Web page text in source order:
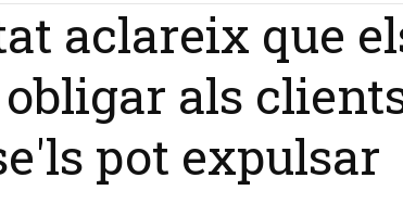
aclareix que
als
pot expulsar